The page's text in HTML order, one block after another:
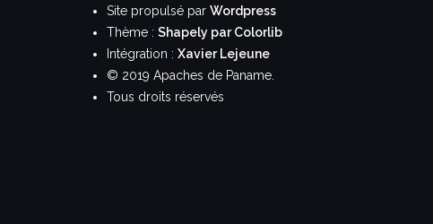
Site propulsé par Wordpress
Thème : Shapely par Colorlib
Intégration : Xavier Lejeune
© 2019 Apaches de Paname.
Tous droits réservés